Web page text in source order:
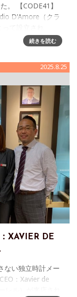
。 【CODE41】
D'Amore（クラ
続きを読む
2025.8.25
XAVIER DE
ない独立時計メー
：Xavier de